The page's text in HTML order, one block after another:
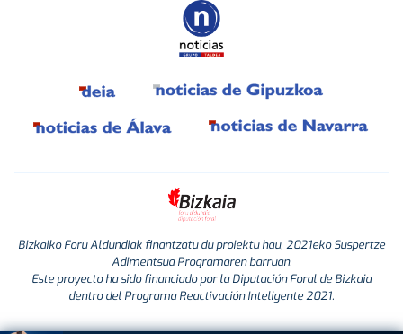
Bizkaiko Foru Aldundiak finantzatu du proiektu hau, 2021eko Suspertze
Adimentsua Programaren barruan.
Este proyecto ha sido financiado por la Diputación Foral de Bizkaia
dentro del Programa Reactivación Inteligente 2021.